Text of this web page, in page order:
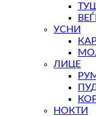
УСНИ
ЛИЦЕ
НОКТИ